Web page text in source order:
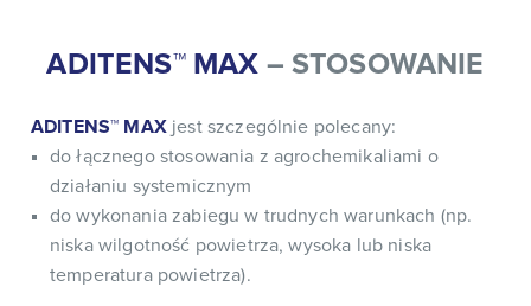
ADITENS™ MAX – STOSOWANIE
ADITENS™ MAX jest szczególnie polecany:
do łącznego stosowania z agrochemikaliami o
działaniu systemicznym
do wykonania zabiegu w trudnych warunkach (np.
niska wilgotność powietrza, wysoka lub niska
temperatura powietrza).